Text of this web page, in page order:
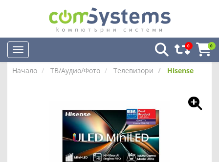
0 0
Начало ТВ/Аудио/Фото Телевизори Hisense